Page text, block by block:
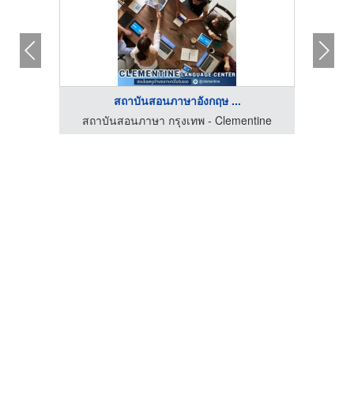
สถาบันสอนภาษาอังกฤษ ...
สถาบันสอนภาษา กรุงเทพ - Clementine